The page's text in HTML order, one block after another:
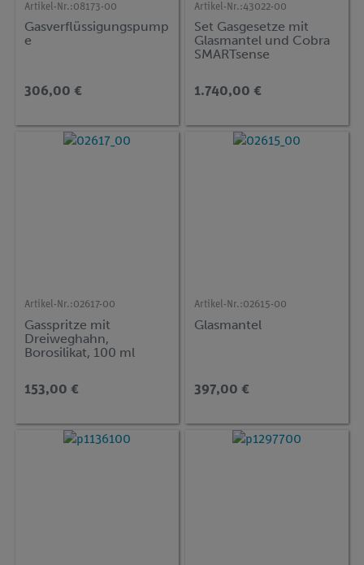
Artikel-Nr.:08173-00
Gasverflüssigungspump
e
306,00 €
Artikel-Nr.:43022-00
Set Gasgesetze mit
Glasmantel und Cobra
SMARTsense
1.740,00 €
Artikel-Nr.:02617-00
Gasspritze mit
Dreiweghahn,
Borosilikat, 100 ml
153,00 €
Artikel-Nr.:02615-00
Glasmantel
397,00 €